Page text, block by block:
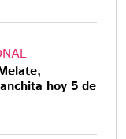
hoy 5 de